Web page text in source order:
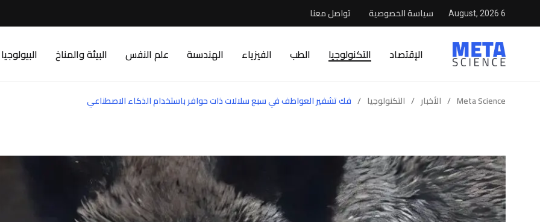
6 August, 2026 سياسة الخصوصية تواصل معنا
الإقتصاد التكنولوجيا الطب الفيزياء الهندسىة علم النفس البيئة والمناخ البيولوجيا
Meta Science
/ الأخبار / التكنولوجيا / فك تشفير العواطف في سبع سلالات ذات حوافر باستخدام الذكاء الاصطناعي